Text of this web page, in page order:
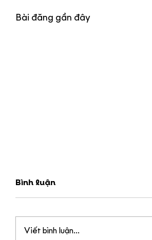
Bài đăng gần đây
Bình luận
Viết bình luận...